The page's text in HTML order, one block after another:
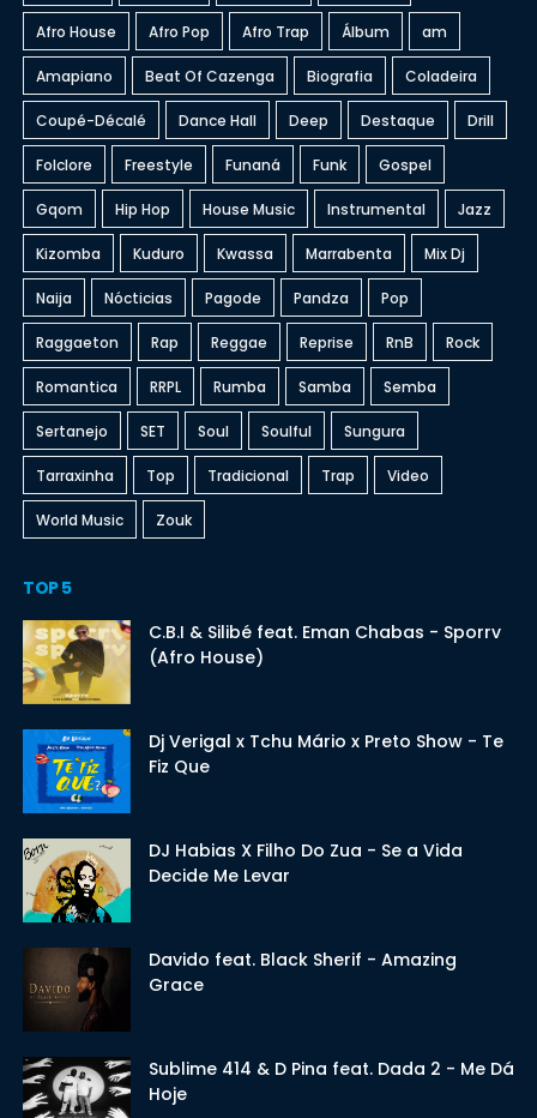
Afro House Afro Pop Afro Trap Álbum am
Amapiano Beat Of Cazenga Biografia Coladeira
Coupé-Décalé Dance Hall Deep Destaque Drill
Folclore Freestyle Funaná Funk Gospel
Gqom Hip Hop House Music Instrumental Jazz
Kizomba Kuduro Kwassa Marrabenta Mix Dj
Naija Nócticias Pagode Pandza Pop
Raggaeton Rap Reggae Reprise RnB Rock
Romantica RRPL Rumba Samba Semba
Sertanejo SET Soul Soulful Sungura
Tarraxinha Top Tradicional Trap Video
World Music Zouk
TOP 5
C.B.I & Silibé feat. Eman Chabas - Sporrv
(Afro House)
Dj Verigal x Tchu Mário x Preto Show - Te
Fiz Que
DJ Habias X Filho Do Zua - Se a Vida
Decide Me Levar
Davido feat. Black Sherif - Amazing
Grace
Sublime 414 & D Pina feat. Dada 2 - Me Dá
Hoje